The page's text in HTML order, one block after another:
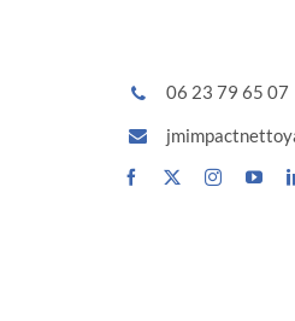
06 23 79 65 07